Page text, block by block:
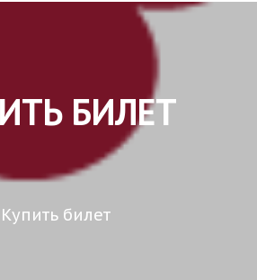
БИЛЕТ
Купить билет